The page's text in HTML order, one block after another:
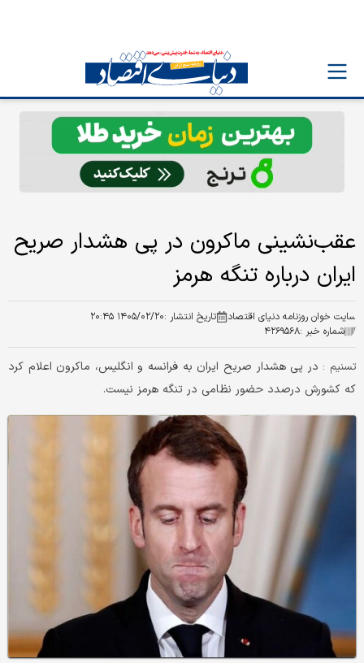
عقب‌نشینی ماکرون در پی هشدار صریح
ایران درباره تنگه هرمز
سایت خوان روزنامه دنیای اقتصاد تاریخ انتشار :۱۴۰۵/۰۲/۲۰ ۲۰:۴۵
شماره خبر :۴۲۶۹۵۶۸
تسنیم : در پی هشدار صریح ایران به فرانسه و انگلیس، ماکرون اعلام کرد
که کشورش درصدد حضور نظامی در تنگه هرمز نیست.